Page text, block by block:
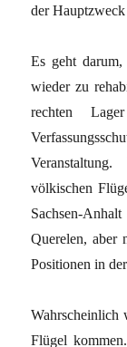
der
Es geht darum,
wieder zu
rechten
völkischen
Sachsen-
Querelen, aber
Positionen in
Wahrscheinlich
Flügel